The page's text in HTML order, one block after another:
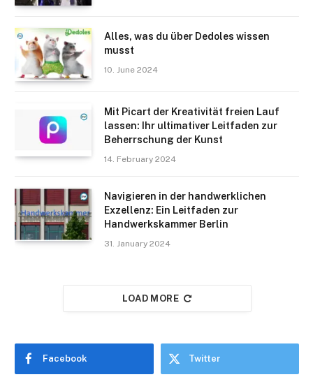
Alles, was du über Dedoles wissen
musst
10. June 2024
Mit Picart der Kreativität freien Lauf
lassen: Ihr ultimativer Leitfaden zur
Beherrschung der Kunst
14. February 2024
Navigieren in der handwerklichen
Exzellenz: Ein Leitfaden zur
Handwerkskammer Berlin
31. January 2024
LOAD MORE
Facebook Twitter